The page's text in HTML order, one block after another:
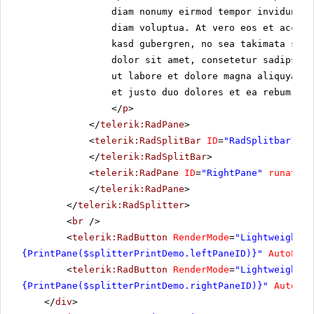
Consetetur sadipscing elitr, sed
diam nonumy eirmod tempor
invidunt ut labore et dolore
voluptua. At vero eos et
accusam et justo duo dolores et
ea rebum. Stet clita kasd
gubergren, no sea takimata
sanctus est Lorem ipsum dolor
sit amet. Lorem ipsum dolor sit
amet, consetetur sadipscing
tempor invidunt ut labore et
dolore magna aliquyam erat,
sed diam voluptua. At vero eos
et accusam et justo duo dolores
et ea rebum. Stet clita kasd
gubergren, no sea takimata
sit amet. Lorem ipsum dolor sit
amet, consetetur sadipscing
diam nonumy eirmod tempor
diam voluptua. At vero eos et
kasd gubergren, no sea takimata
dolor sit amet, consetetur
ut labore et dolore magna aliquyam
et justo duo dolores et ea rebum.
</p>
</telerik:RadPane>
<telerik:RadSplitBar ID="RadSplitbar1"
</telerik:RadSplitBar>
<telerik:RadPane ID="RightPane" runat
</telerik:RadPane>
</telerik:RadSplitter>
<br />
<telerik:RadButton RenderMode="Lightweight"
{PrintPane($splitterPrintDemo.leftPaneID)}"
<telerik:RadButton RenderMode="Lightweight"
{PrintPane($splitterPrintDemo.rightPaneID)}"
</div>